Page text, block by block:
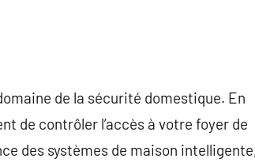
de la sécurité domestique. En
de contrôler l’accès à votre foyer de
des systèmes de maison